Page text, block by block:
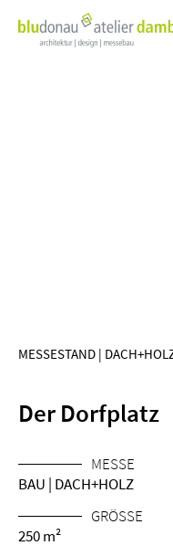
MESSESTAND |
Der Dorfplatz
MESSE
BAU | DACH+HOLZ
GRÖSSE
250 m²